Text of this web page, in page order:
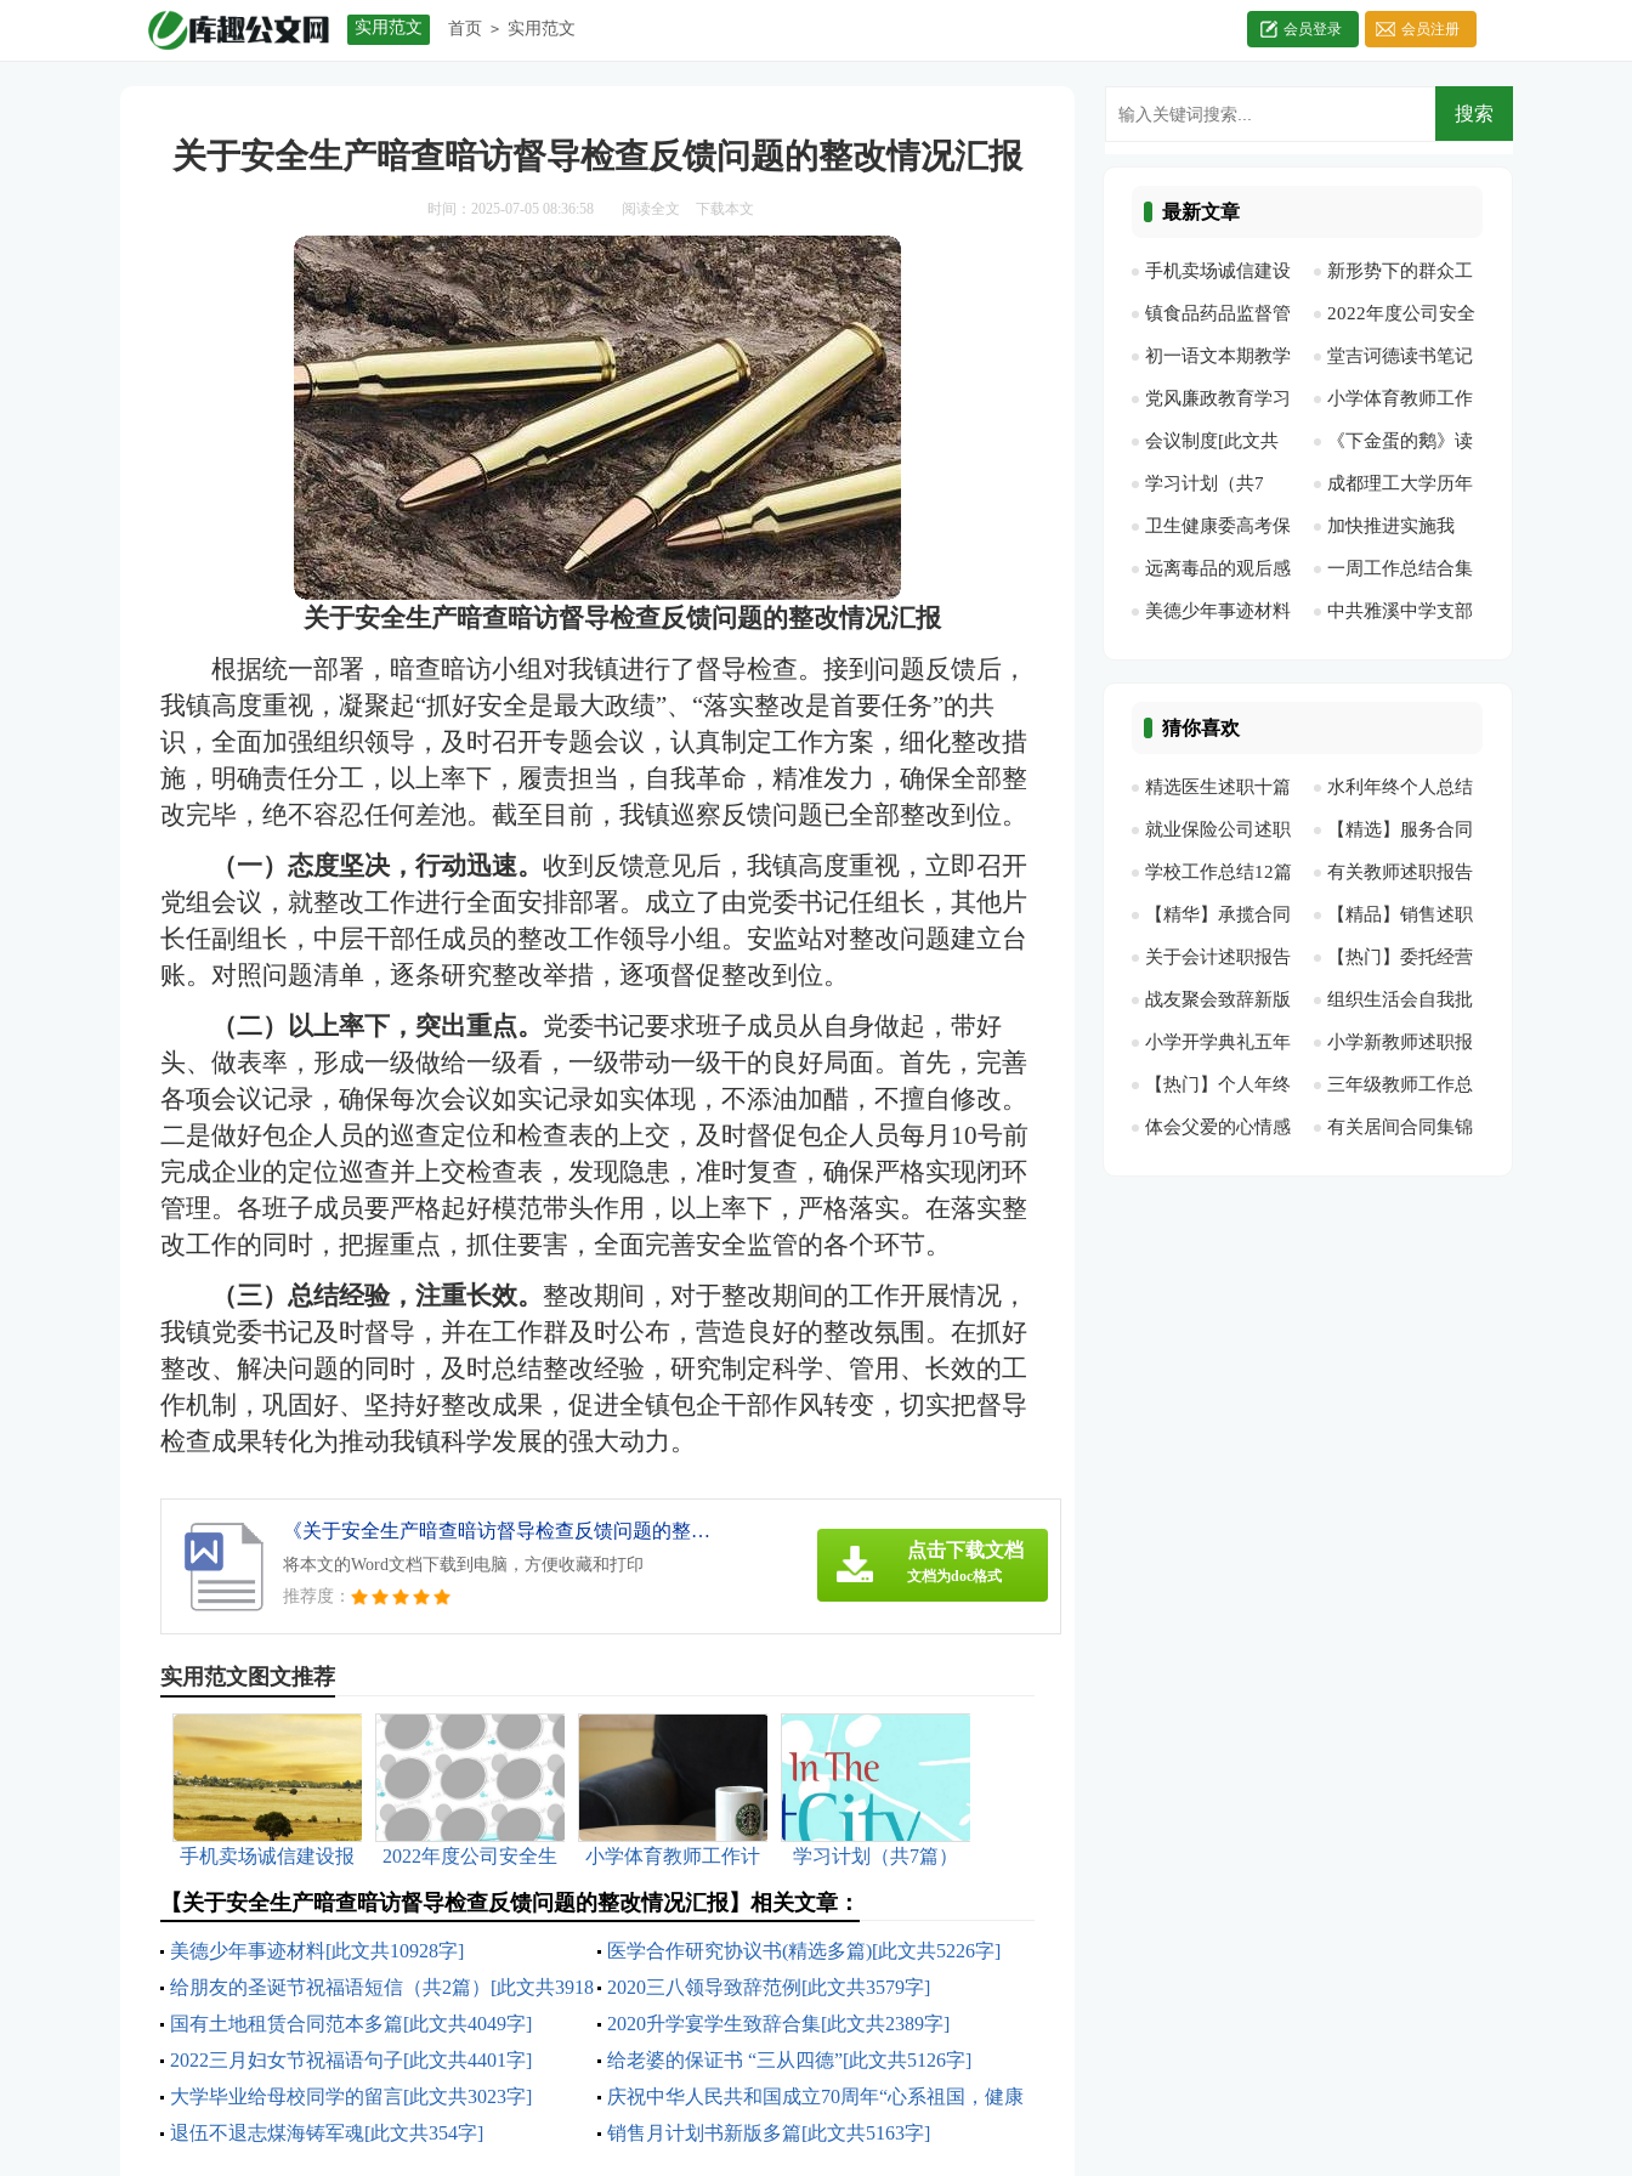
实用范文 首页 > 实用范文 会员登录 会员注册
关于安全生产暗查暗访督导检查反馈问题的整改情况汇报
时间：2025-07-05 08:36:58 阅读全文 下载本文
关于安全生产暗查暗访督导检查反馈问题的整改情况汇报
根据统一部署，暗查暗访小组对我镇进行了督导检查。接到问题反馈后，
我镇高度重视，凝聚起“抓好安全是最大政绩”、“落实整改是首要任务”的共
识，全面加强组织领导，及时召开专题会议，认真制定工作方案，细化整改措
施，明确责任分工，以上率下，履责担当，自我革命，精准发力，确保全部整
改完毕，绝不容忍任何差池。截至目前，我镇巡察反馈问题已全部整改到位。
（一）态度坚决，行动迅速。 收到反馈意见后，我镇高度重视，立即召开
党组会议，就整改工作进行全面安排部署。成立了由党委书记任组长，其他片
长任副组长，中层干部任成员的整改工作领导小组。安监站对整改问题建立台
账。对照问题清单，逐条研究整改举措，逐项督促整改到位。
（二）以上率下，突出重点。 党委书记要求班子成员从自身做起，带好
头、做表率，形成一级做给一级看，一级带动一级干的良好局面。首先，完善
各项会议记录，确保每次会议如实记录如实体现，不添油加醋，不擅自修改。
二是做好包企人员的巡查定位和检查表的上交，及时督促包企人员每月10号前
完成企业的定位巡查并上交检查表，发现隐患，准时复查，确保严格实现闭环
管理。各班子成员要严格起好模范带头作用，以上率下，严格落实。在落实整
改工作的同时，把握重点，抓住要害，全面完善安全监管的各个环节。
（三）总结经验，注重长效。 整改期间，对于整改期间的工作开展情况，
我镇党委书记及时督导，并在工作群及时公布，营造良好的整改氛围。在抓好
整改、解决问题的同时，及时总结整改经验，研究制定科学、管用、长效的工
作机制，巩固好、坚持好整改成果，促进全镇包企干部作风转变，切实把督导
检查成果转化为推动我镇科学发展的强大动力。
《关于安全生产暗查暗访督导检查反馈问题的整改情况汇报[此文共633字].doc》
将本文的Word文档下载到电脑，方便收藏和打印
推荐度：
点击下载文档
文档为doc格式
实用范文图文推荐
手机卖场诚信建设报
2022年度公司安全生
小学体育教师工作计
学习计划（共7篇）
【关于安全生产暗查暗访督导检查反馈问题的整改情况汇报】相关文章：
美德少年事迹材料[此文共10928字]
医学合作研究协议书(精选多篇)[此文共5226字]
给朋友的圣诞节祝福语短信（共2篇）[此文共3918
字]
2020三八领导致辞范例[此文共3579字]
国有土地租赁合同范本多篇[此文共4049字]
2020升学宴学生致辞合集[此文共2389字]
2022三月妇女节祝福语句子[此文共4401字]
给老婆的保证书 “三从四德”[此文共5126字]
大学毕业给母校同学的留言[此文共3023字]
庆祝中华人民共和国成立70周年“心系祖国，健康
成长”活动方案[此文共1425字]
退伍不退志煤海铸军魂[此文共354字] 销售月计划书新版多篇[此文共5163字]
最新文章
手机卖场诚信建设
报告[此文共1438字]
新形势下的群众工
作[此文共11011字]
镇食品药品监督管
理所工作总结[此文
共3221字]
2022年度公司安全
生产目标[此文共
1325字]
初一语文本期教学
工作总结[此文共
2758字]
堂吉诃德读书笔记
[此文共13838字]
党风廉政教育学习
活动记录表[此文共
523字]
小学体育教师工作
计划个人[此文共
5479字]
会议制度[此文共
4190字]
《下金蛋的鹅》读
书笔记[此文共3156
字]
学习计划（共7
篇）[此文共6754字]
成都理工大学历年
考研分数线[此文共
4584字]
卫生健康委高考保
障工作总结[此文共
868字]
加快推进实施我
省“五大区域发展战
略” 和“一带五基
远离毒品的观后感
作文多篇[此文共
一周工作总结合集
[此文共4498字]
美德少年事迹材料 中共雅溪中学支部
猜你喜欢
精选医生述职十篇
[此文共12843字]
水利年终个人总结
15篇[此文共19095
字]
就业保险公司述职
报告[此文共6615字]
【精选】服务合同
汇总5篇[此文共6763
字]
学校工作总结12篇
[此文共25050字]
有关教师述职报告
汇编7篇[此文共
10286字]
【精华】承揽合同
模板8篇[此文共
10427字]
【精品】销售述职
4篇[此文共5794字]
关于会计述职报告
范文合集五篇[此文
共4668字]
【热门】委托经营
合同三篇[此文共
2917字]
战友聚会致辞新版
多篇[此文共4563字]
组织生活会自我批
评发言稿[此文共
1015字]
小学开学典礼五年
级学生代表发言稿
[此文共4029字]
小学新教师述职报
告14篇[此文共16558
字]
【热门】个人年终
总结四篇[此文共
三年级教师工作总
结(15篇)[此文共
体会父爱的心情感 有关居间合同集锦